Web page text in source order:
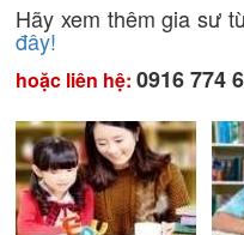
Hãy xem thêm gia sư
đây!
hoặc liên hệ: 0916 774